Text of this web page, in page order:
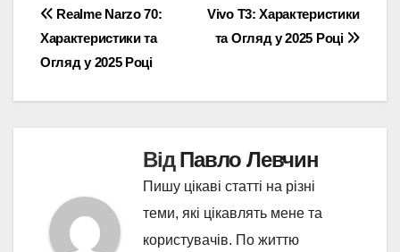
Навігація
записів
Vivo T3: Характеристики
та Огляд у 2025 Році
Realme Narzo 70:
Характеристики та
Огляд у 2025 Році
ВідПавло Левчин
Пишу цікаві статті на різні
теми, які цікавлять мене та
користувачів. По життю